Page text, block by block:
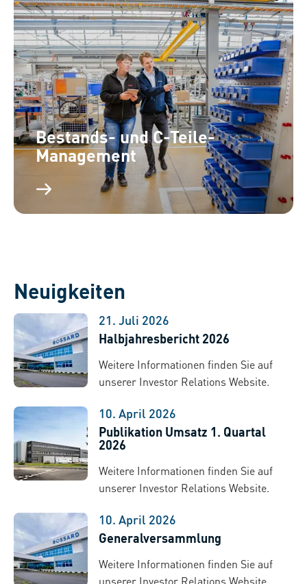
Bestands- und C-Teile-
Management
Neuigkeiten
21. Juli 2026
Halbjahresbericht 2026
Weitere Informationen finden Sie auf
unserer Investor Relations Website.
10. April 2026
Publikation Umsatz 1. Quartal
2026
Weitere Informationen finden Sie auf
unserer Investor Relations Website.
10. April 2026
Generalversammlung
Weitere Informationen finden Sie auf
unserer Investor Relations Website.